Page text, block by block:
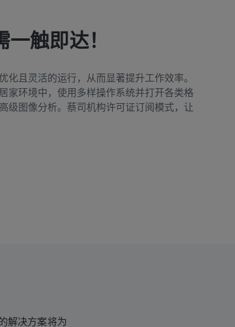
触即达！
且灵活的运行，从而显著提升工作效率。
家环境中，使用多样操作系统并打开各类格
级图像分析。蔡司机构许可证订阅模式，让
解决方案将为